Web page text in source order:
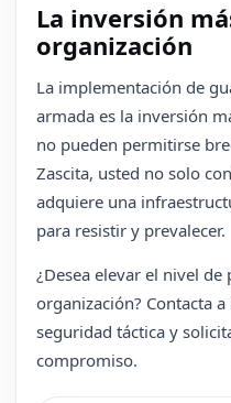
La inversión
organización
La implementación de
armada es la inversión
no pueden permitirse
Zascita, usted no solo
adquiere una
para resistir y prevalecer.
¿Desea elevar el nivel de
organización? Contacta
seguridad táctica y
compromiso.